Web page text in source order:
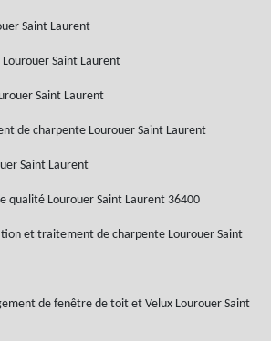
Saint Laurent
Saint Laurent
Saint Laurent
de charpente Lourouer Saint Laurent
Saint Laurent
qualité Lourouer Saint Laurent 36400
et traitement de charpente Lourouer Saint
de fenêtre de toit et Velux Lourouer Saint